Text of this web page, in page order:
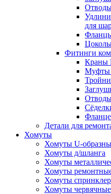
для
Фитинги
Краны
Муфты
Детали для
Хомуты
Хомуты U-
Хомуты д/шланга
Хомуты
Хомуты
Хомуты
Хомуты червячные